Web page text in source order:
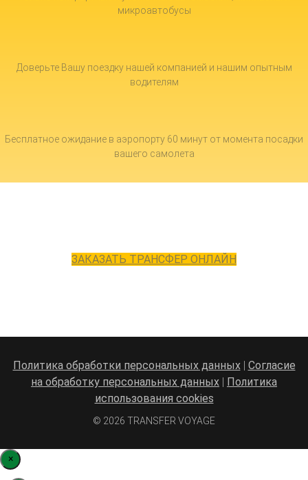
микроавтобусы
Доверьте Вашу поездку нашей компанией и нашим опытным
водителям
Бесплатное ожидание в аэропорту 60 минут от момента посадки
вашего самолета
ЗАКАЗАТЬ ТРАНСФЕР ОНЛАЙН
Политика обработки персональных данных| Согласие
на обработку персональных данных | Политика
использования cookies
© 2026 TRANSFER VOYAGE
×